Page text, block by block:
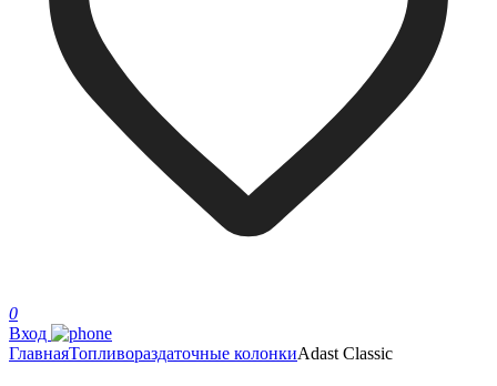
0
Вход
ГлавнаяТопливораздаточные колонкиAdast Classic